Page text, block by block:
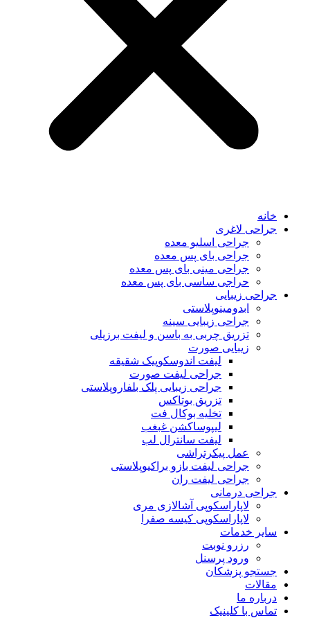
خانه
جراحی لاغری
جراحی اسلیو معده
جراحی بای پس معده
جراحی مینی بای پس معده
حراجی ساسی بای پس معده
جراحی زیبایی
ابدومینوپلاستی
جراحی زیبایی سینه
تزریق چربی به باسن و لیفت برزیلی
زیبایی صورت
لیفت اندوسکوپیک شقیقه
جراحی لیفت صورت
جراحی زیبایی پلک بلفاروپلاستی
تزریق بوتاکس
تخلیه بوکال فت
لیپوساکشن غبغب
لیفت سانترال لب
عمل پیکرتراشی
جراحی لیفت بازو براکیوپلاستی
جراحی لیفت ران
جراحی درمانی
لاپاراسکوپی آشالازی مری
لاپاراسکوپی کیسه صفرا
سایر خدمات
رزرو نوبت
ورود پرسنل
جستجو پزشکان
مقالات
درباره ما
تماس با کلینیک